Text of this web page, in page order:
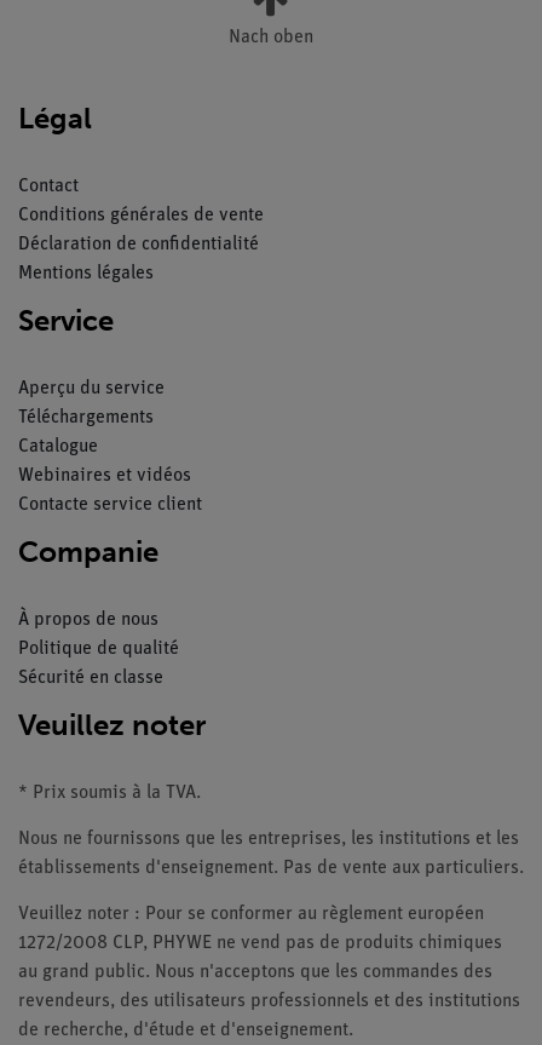
Nach oben
Légal
Contact
Conditions générales de vente
Déclaration de confidentialité
Mentions légales
Service
Aperçu du service
Téléchargements
Catalogue
Webinaires et vidéos
Contacte service client
Companie
À propos de nous
Politique de qualité
Sécurité en classe
Veuillez noter
* Prix soumis à la TVA.
Nous ne fournissons que les entreprises, les institutions et les
établissements d'enseignement. Pas de vente aux particuliers.
Veuillez noter : Pour se conformer au règlement européen
1272/2008 CLP, PHYWE ne vend pas de produits chimiques
au grand public. Nous n'acceptons que les commandes des
revendeurs, des utilisateurs professionnels et des institutions
de recherche, d'étude et d'enseignement.